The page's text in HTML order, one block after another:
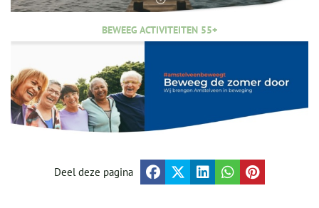
BEWEEG ACTIVITEITEN 55+
Deel deze pagina